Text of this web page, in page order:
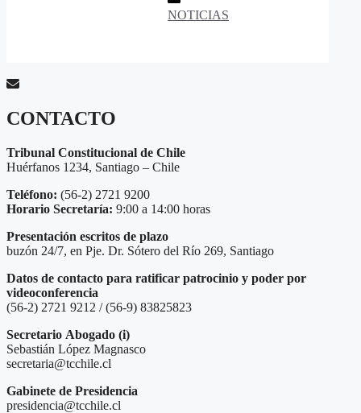
Categorías
NOTICIAS
CONTACTO
Tribunal Constitucional de Chile
Huérfanos 1234, Santiago – Chile
Teléfono: (56-2) 2721 9200
Horario Secretaría: 9:00 a 14:00 horas
Presentación escritos de plazo
buzón 24/7, en Pje. Dr. Sótero del Río 269, Santiago
Datos de contacto para ratificar patrocinio y poder por
videoconferencia
(56-2) 2721 9212 / (56-9) 83825823
Secretario Abogado (i)
Sebastián López Magnasco
secretaria@tcchile.cl
Gabinete de Presidencia
presidencia@tcchile.cl